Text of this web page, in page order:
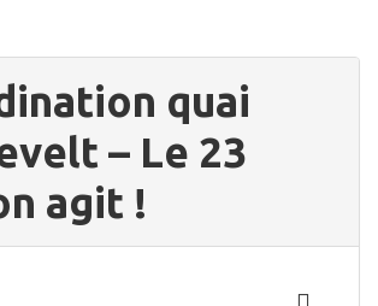
quai
– Le 23
agit !